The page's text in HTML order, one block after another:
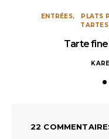
ENTRÉES PLATS
Tarte
22